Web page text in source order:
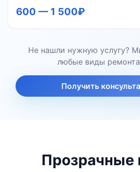
600 — 1 500₽
Не нашли нужную услугу?
любые виды
Получить
Прозрачные